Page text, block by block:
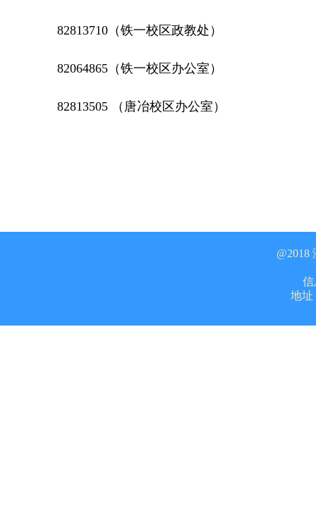
82813710（铁一校区政教处）
82064865（铁一校区办公室）
82813505 （唐冶校区办公室）
@2018
信
地址